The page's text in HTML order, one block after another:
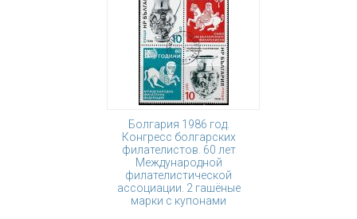
Болгария 1986 год.
Конгресс болгарских
филателистов. 60 лет
Международной
филателистической
ассоциации. 2 гашёные
марки с купонами